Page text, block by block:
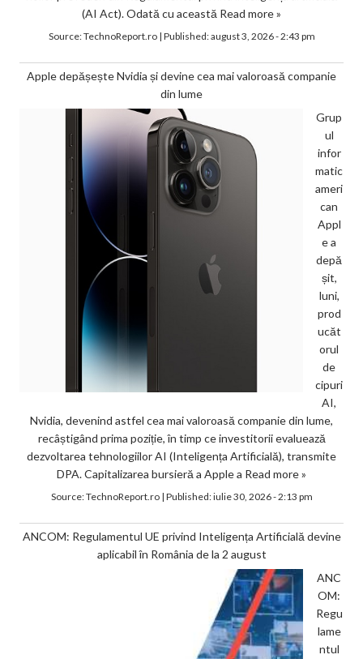
(AI Act). Odată cu această Read more »
Source:TechnoReport.ro| Published:august 3, 2026 - 2:43 pm
Apple depășește Nvidia și devine cea mai valoroasă companie
din lume
Grup
ul
infor
matic
ameri
can
Appl
e a
depă
șit,
luni,
prod
ucăt
orul
de
cipuri
AI,
Nvidia, devenind astfel cea mai valoroasă companie din lume,
recâștigând prima poziție, în timp ce investitorii evaluează
dezvoltarea tehnologiilor AI (Inteligența Artificială), transmite
DPA. Capitalizarea bursieră a Apple a Read more »
Source:TechnoReport.ro| Published:iulie 30, 2026 - 2:13 pm
ANCOM: Regulamentul UE privind Inteligența Artificială devine
aplicabil în România de la 2 august
ANC
OM:
Regu
lame
ntul